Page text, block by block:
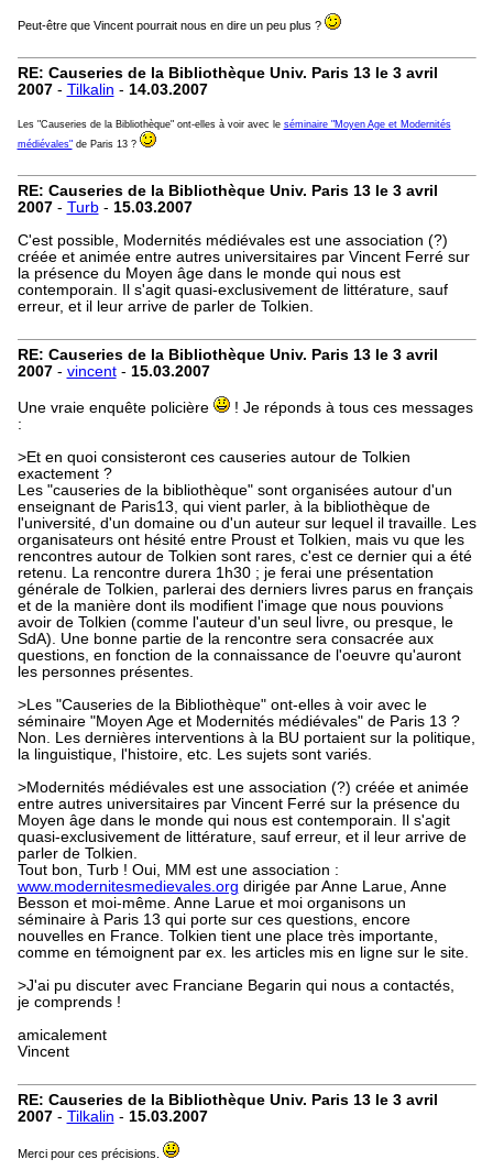
Peut-être que Vincent pourrait nous en dire un peu plus ?
RE: Causeries de la Bibliothèque Univ. Paris 13 le 3 avril
2007- Tilkalin - 14.03.2007
Les "Causeries de la Bibliothèque" ont-elles à voir avec le séminaire "Moyen Age et Modernités
médiévales"de Paris 13 ?
RE: Causeries de la Bibliothèque Univ. Paris 13 le 3 avril
2007- Turb- 15.03.2007
C'est possible, Modernités médiévales est une association (?)
créée et animée entre autres universitaires par Vincent Ferré sur
la présence du Moyen âge dans le monde qui nous est
contemporain. Il s'agit quasi-exclusivement de littérature, sauf
erreur, et il leur arrive de parler de Tolkien.
RE: Causeries de la Bibliothèque Univ. Paris 13 le 3 avril
2007- vincent- 15.03.2007
Une vraie enquête policière
! Je réponds à tous ces messages
:
>Et en quoi consisteront ces causeries autour de Tolkien
exactement ?
Les "causeries de la bibliothèque" sont organisées autour d'un
enseignant de Paris13, qui vient parler, à la bibliothèque de
l'université, d'un domaine ou d'un auteur sur lequel il travaille. Les
organisateurs ont hésité entre Proust et Tolkien, mais vu que les
rencontres autour de Tolkien sont rares, c'est ce dernier qui a été
retenu. La rencontre durera 1h30 ; je ferai une présentation
générale de Tolkien, parlerai des derniers livres parus en français
et de la manière dont ils modifient l'image que nous pouvions
avoir de Tolkien (comme l'auteur d'un seul livre, ou presque, le
SdA). Une bonne partie de la rencontre sera consacrée aux
questions, en fonction de la connaissance de l'oeuvre qu'auront
les personnes présentes.
>Les "Causeries de la Bibliothèque" ont-elles à voir avec le
séminaire "Moyen Age et Modernités médiévales" de Paris 13 ?
Non. Les dernières interventions à la BU portaient sur la politique,
la linguistique, l'histoire, etc. Les sujets sont variés.
>Modernités médiévales est une association (?) créée et animée
entre autres universitaires par Vincent Ferré sur la présence du
Moyen âge dans le monde qui nous est contemporain. Il s'agit
quasi-exclusivement de littérature, sauf erreur, et il leur arrive de
parler de Tolkien.
Tout bon, Turb ! Oui, MM est une association :
www.modernitesmedievales.org dirigée par Anne Larue, Anne
Besson et moi-même. Anne Larue et moi organisons un
séminaire à Paris 13 qui porte sur ces questions, encore
nouvelles en France. Tolkien tient une place très importante,
comme en témoignent par ex. les articles mis en ligne sur le site.
>J'ai pu discuter avec Franciane Begarin qui nous a contactés,
je comprends !
amicalement
Vincent
RE: Causeries de la Bibliothèque Univ. Paris 13 le 3 avril
2007- Tilkalin - 15.03.2007
Merci pour ces précisions.